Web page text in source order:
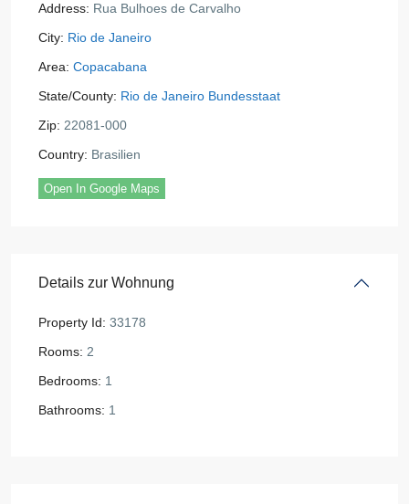
Address: Rua Bulhoes de Carvalho
City: Rio de Janeiro
Area: Copacabana
State/County: Rio de Janeiro Bundesstaat
Zip: 22081-000
Country: Brasilien
Open In Google Maps
Details zur Wohnung
Property Id: 33178
Rooms: 2
Bedrooms: 1
Bathrooms: 1